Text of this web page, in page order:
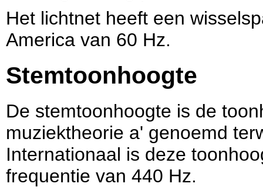
Het lichtnet heeft een
America van 60 Hz.
Stemtoonhoogte
De stemtoonhoogte is de
muziektheorie a' genoemd
Internationaal is deze
frequentie van 440 Hz.